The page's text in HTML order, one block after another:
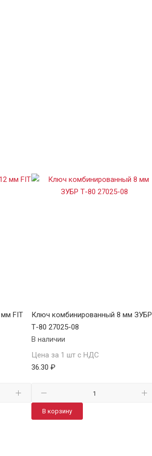
FIT
Ключ комбинированный 8 мм ЗУБР
Т-80 27025-08
В наличии
Цена за 1 шт с НДС
36.30 ₽
В корзину